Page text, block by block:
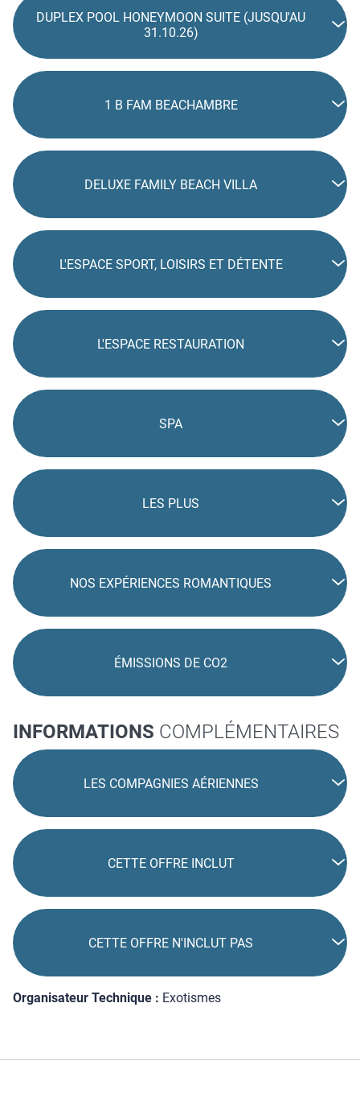
DUPLEX POOL HONEYMOON SUITE (JUSQU'AU
31.10.26)
1 B FAM BEACHAMBRE
DELUXE FAMILY BEACH VILLA
L'ESPACE SPORT, LOISIRS ET DÉTENTE
L'ESPACE RESTAURATION
SPA
LES PLUS
NOS EXPÉRIENCES ROMANTIQUES
ÉMISSIONS DE CO2
INFORMATIONS COMPLÉMENTAIRES
LES COMPAGNIES AÉRIENNES
CETTE OFFRE INCLUT
CETTE OFFRE N'INCLUT PAS
Organisateur Technique : Exotismes